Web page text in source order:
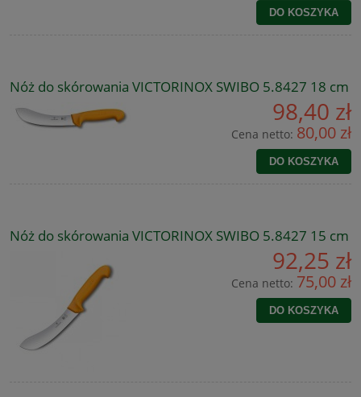
DO KOSZYKA
Nóż do skórowania VICTORINOX SWIBO 5.8427 18 cm
98,40 zł
Cena netto: 80,00 zł
DO KOSZYKA
Nóż do skórowania VICTORINOX SWIBO 5.8427 15 cm
92,25 zł
Cena netto: 75,00 zł
DO KOSZYKA